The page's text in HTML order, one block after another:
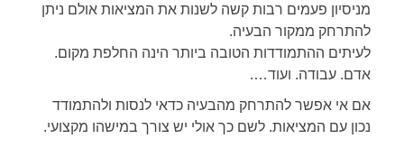
מניסיון פעמים רבות קשה לשנות את המציאות אולם ניתן
להתרחק ממקור הבעיה.
לעיתים ההתמודדות הטובה ביותר הינה החלפת מקום.
אדם. עבודה. ועוד….
אם אי אפשר להתרחק מהבעיה כדאי לנסות ולהתמודד
נכון עם המציאות. לשם כך אולי יש צורך במישהו מקצועי.